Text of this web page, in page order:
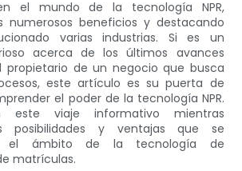
el mundo de la tecnología NPR,
numerosos beneficios y destacando
varias industrias. Si es un
acerca de los últimos avances
propietario de un negocio que busca
este artículo es su puerta de
el poder de la tecnología NPR.
este viaje informativo mientras
posibilidades y ventajas que se
el ámbito de la tecnología de
matrículas.